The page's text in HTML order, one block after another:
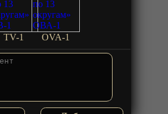
TV-1 OVA-1